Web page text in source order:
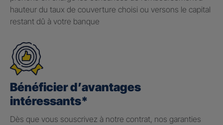
hauteur du taux de couverture choisi ou versons le capital
restant dû à votre banque
Bénéficier d’avantages
intéressants*
Dès que vous souscrivez à notre contrat, nos garanties